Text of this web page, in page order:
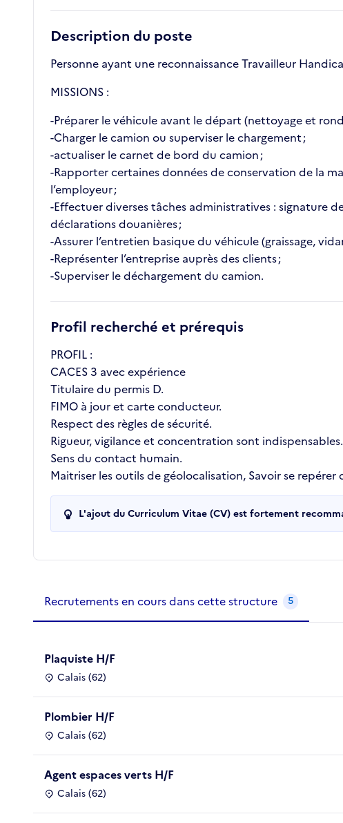
Description du poste
Personne ayant une reconnaissance Travailleur
MISSIONS :
-Préparer le véhicule avant le départ (nettoyage et
-Charger le camion ou superviser le chargement ;
-actualiser le carnet de bord du camion ;
-Rapporter certaines données de conservation de la
l’employeur ;
-Effectuer diverses tâches administratives : signature
déclarations douanières ;
-Assurer l’entretien basique du véhicule (graissage,
-Représenter l’entreprise auprès des clients ;
-Superviser le déchargement du camion.
Profil recherché et prérequis
PROFIL :
CACES 3 avec expérience
Titulaire du permis D.
FIMO à jour et carte conducteur.
Respect des règles de sécurité.
Rigueur, vigilance et concentration sont indispensables.
Sens du contact humain.
Maitriser les outils de géolocalisation, Savoir se repérer
L'ajout du Curriculum Vitae (CV) est fortement
Recrutements de la structure
Recrutements en cours dans cette structure 5
Plaquiste H/F
Calais (62)
Plombier H/F
Calais (62)
Agent espaces verts H/F
Calais (62)